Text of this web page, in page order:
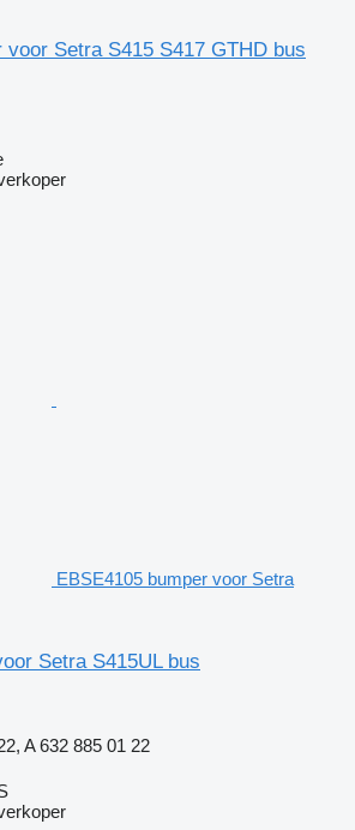
voor Setra S415 S417 GTHD bus
EBSE4105 bumper voor Setra
Setra S415UL bus
A 632 885 01 22